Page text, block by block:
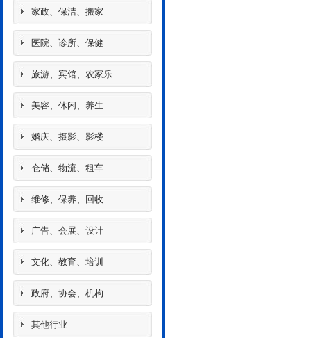
家政、保洁、搬家
医院、诊所、保健
旅游、宾馆、农家乐
美容、休闲、养生
婚庆、摄影、影楼
仓储、物流、租车
维修、保养、回收
广告、会展、设计
文化、教育、培训
政府、协会、机构
其他行业